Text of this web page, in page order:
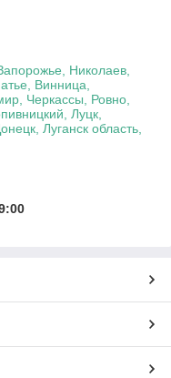
Николаев,
Винница,
Черкассы, Ровно,
Луцк,
Луганск область,